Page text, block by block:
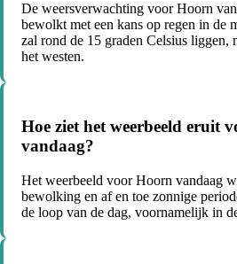
De weersverwachting voor Hoorn
bewolkt met een kans op regen in de
zal rond de 15 graden Celsius liggen,
het westen.
Hoe ziet het weerbeeld eruit
vandaag?
Het weerbeeld voor Hoorn vandaag
bewolking en af en toe zonnige
de loop van de dag, voornamelijk in